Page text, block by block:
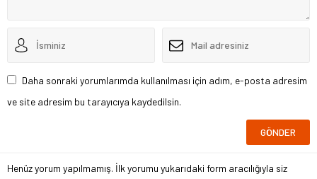
Daha sonraki yorumlarımda kullanılması için adım, e-posta adresim
ve site adresim bu tarayıcıya kaydedilsin.
Henüz yorum yapılmamış. İlk yorumu yukarıdaki form aracılığıyla siz